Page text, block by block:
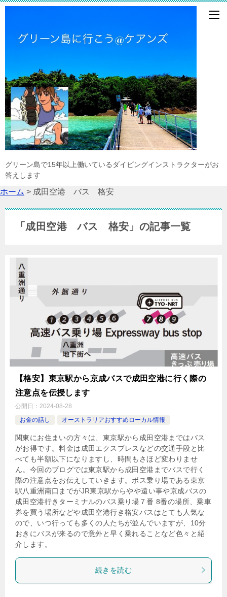
グリーン島で15年以上働いているダイビングインストラクターがお
答えします
ホーム > 成田空港 バス 格安
「成田空港 バス 格安」の記事一覧
【格安】東京駅から京成バスで成田空港に行く際の
注意点を伝授します
公開日： 2024-08-28
お金の話し
オーストラリアおすすめローカル情報
関東にお住まいの方々は、東京駅から成田空港まではバス
がお得です。料金は成田エクスプレスなどの交通手段と比
べても半額以下になりますし、時間もさほど変わりませ
ん。今回のブログでは東京駅から成田空港までバスで行く
際の注意点をお伝えしていきます。ボス乗り場である東京
駅八重洲南口までがJR東京駅からやや遠い事や京成バスの
成田空港行きターミナルのバス乗り場７番 8番の場所、乗車
券を買う場所などや成田空港行き格安バスはとても人気な
ので、いつ行っても多くの人たちが並んでいますが、10分
おきにバスが来るので意外と早く乗れることなど色々と紹
介します。
続きを読む